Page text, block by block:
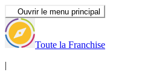
Ouvrir le menu principal
Toute la Franchise
|